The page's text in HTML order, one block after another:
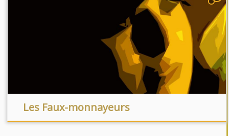
Les Faux-monnayeurs